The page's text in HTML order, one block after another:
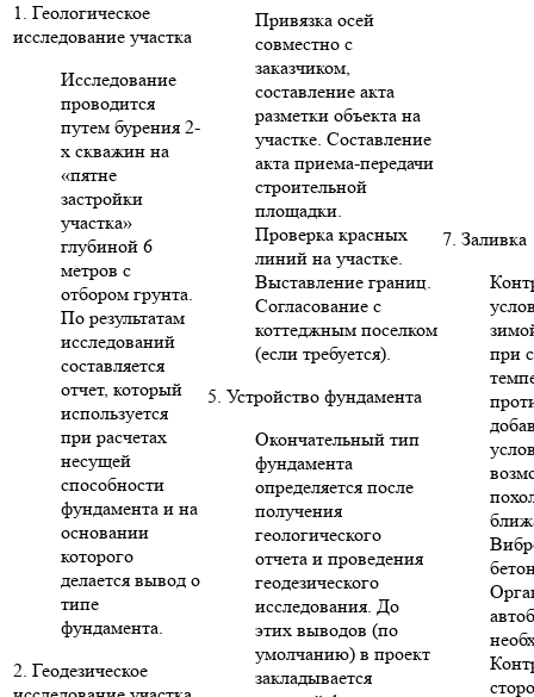
1. Геологическое
исследование участка
Исследование
проводится
путем бурения 2-
х скважин на
«пятне
застройки
участка»
глубиной 6
метров с
отбором грунта.
По результатам
исследований
составляется
отчет, который
используется
при расчетах
несущей
способности
фундамента и на
основании
которого
делается вывод о
типе
фундамента.
2. Геодезическое
Привязка осей
совместно с
заказчиком,
составление акта
разметки объекта на
участке. Составление
акта приема-передачи
строительной
площадки.
Проверка красных
линий на участке.
Выставление границ.
Согласование с
коттеджным поселком
(если требуется).
5. Устройство фундамента
Окончательный тип
фундамента
определяется после
получения
геологического
отчета и проведения
геодезического
исследования. До
этих выводов (по
умолчанию) в проект
закладывается
7. Заливка
при